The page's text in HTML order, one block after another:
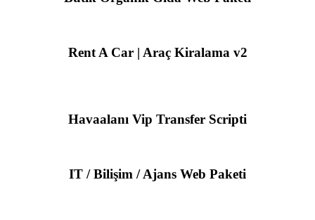
Rent A Car | Araç Kiralama v2
Havaalanı Vip Transfer Scripti
IT / Bilişim / Ajans Web Paketi